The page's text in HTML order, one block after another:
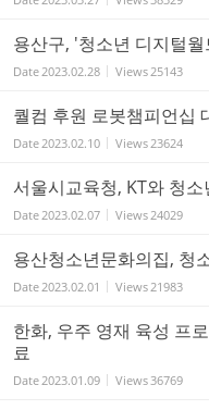
용산구, '청소년 디지털
Date 2023.02.28 Views 25143
퀄컴 후원 로봇챔피언십
Date 2023.02.10 Views 23624
서울시교육청, KT와 청
Date 2023.02.07 Views 24029
용산청소년문화의집, 청
Date 2023.02.01 Views 21983
한화, 우주 영재 육성 프
료
Date 2023.01.09 Views 36769